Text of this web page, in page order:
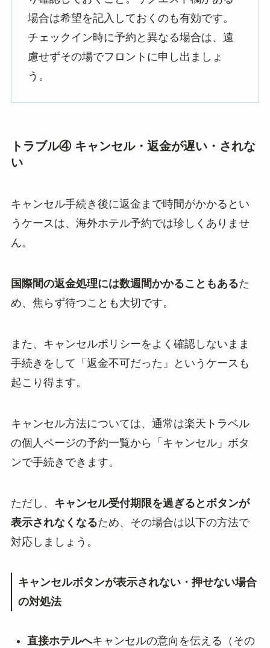
場合は希望を記入しておくのも有効です。
チェックイン時に予約と異なる場合は、遠
慮せずその場でフロントに申し出ましょ
う。
トラブル④ キャンセル・返金が遅い・されな
い
キャンセル手続き後に返金まで時間がかかるとい
うケースは、海外ホテル予約では珍しくありませ
ん。
国際間の返金処理には数週間かかることもあるた
め、焦らず待つことも大切です。
また、キャンセルポリシーをよく確認しないまま
手続きをして「返金不可だった」というケースも
起こり得ます。
キャンセル方法については、通常は楽天トラベル
の個人ページの予約一覧から「キャンセル」ボタ
ンで手続きできます。
ただし、 キャンセル受付期限を過ぎるとボタンが
表示されなくなるため、その場合は以下の方法で
対応しましょう。
キャンセルボタンが表示されない・押せない場合
の対処法
直接ホテルへキャンセルの意向を伝える（その